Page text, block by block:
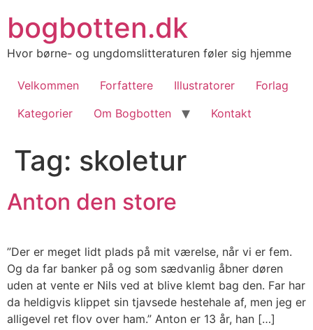
indhold
bogbotten.dk
Hvor børne- og ungdomslitteraturen føler sig hjemme
Velkommen Forfattere Illustratorer
Forlag
Kategorier
Om Bogbotten Kontakt
Tag: skoletur
Anton den store
”Der er meget lidt plads på mit værelse, når vi er fem.
Og da far banker på og som sædvanlig åbner døren
uden at vente er Nils ved at blive klemt bag den. Far har
da heldigvis klippet sin tjavsede hestehale af, men jeg er
alligevel ret flov over ham.” Anton er 13 år, han […]